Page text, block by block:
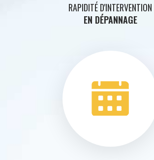
RAPIDITÉ D'INTERVENTION
EN DÉPANNAGE